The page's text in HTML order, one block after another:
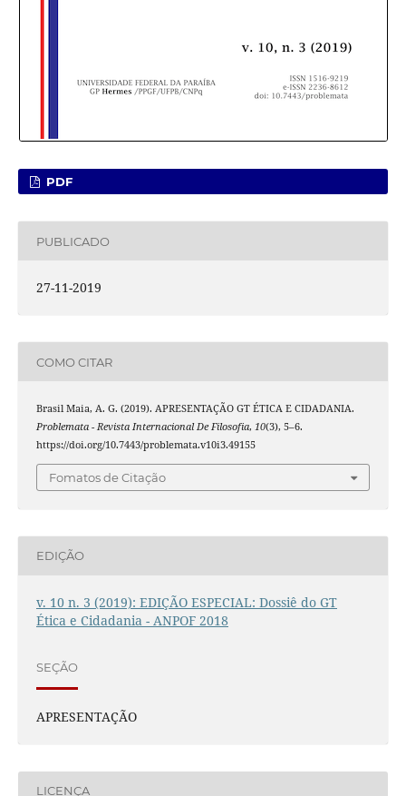
PDF
PUBLICADO
27-11-2019
COMO CITAR
Brasil Maia, A. G. (2019). APRESENTAÇÃO GT ÉTICA E CIDADANIA.
Problemata - Revista Internacional De Filosofia, 10(3), 5–6.
https://doi.org/10.7443/problemata.v10i3.49155
Fomatos de Citação
EDIÇÃO
v. 10 n. 3 (2019): EDIÇÃO ESPECIAL: Dossiê do GT
Ética e Cidadania - ANPOF 2018
SEÇÃO
APRESENTAÇÃO
LICENÇA